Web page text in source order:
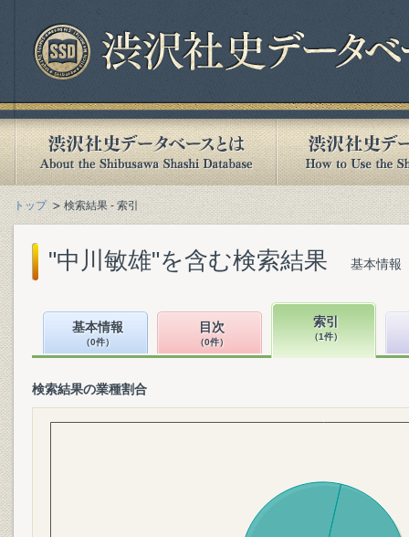
トップ 検索結果 - 索引
"中川敏雄"を含む検索結果 基本情報
基本情報
（0件）
目次
（0件）
索引
（1件）
検索結果の業種割合